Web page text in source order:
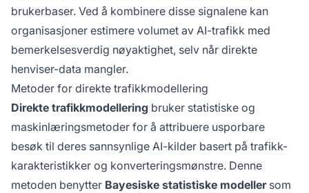
brukerbaser. Ved å kombinere disse signalene kan
organisasjoner estimere volumet av AI-trafikk med
bemerkelsesverdig nøyaktighet, selv når direkte
henviser-data mangler.
Metoder for direkte trafikkmodellering
Direkte trafikkmodellering bruker statistiske og
maskinlæringsmetoder for å attribuere usporbare
besøk til deres sannsynlige AI-kilder basert på trafikk-
karakteristikker og konverteringsmønstre. Denne
metoden benytter Bayesiske statistiske modellersom